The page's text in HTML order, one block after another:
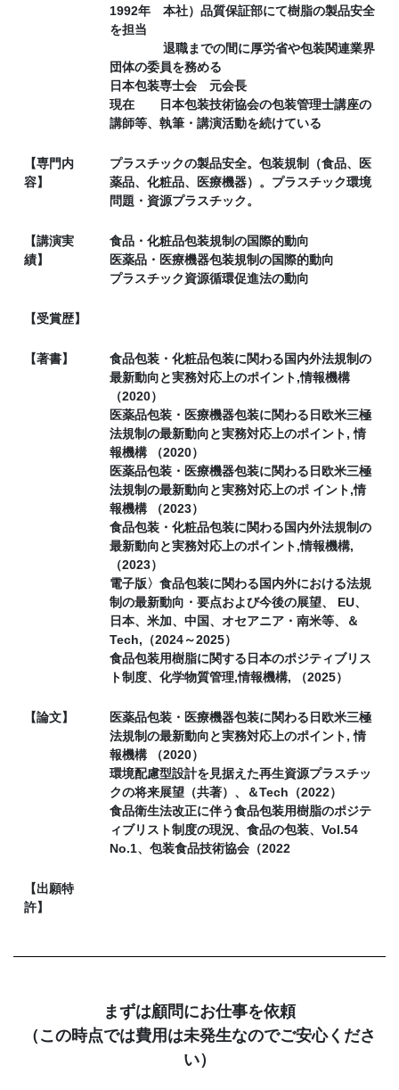
1992年 本社）品質保証部にて樹脂の製品安全
を担当
退職までの間に厚労省や包装関連業界
団体の委員を務める
日本包装専士会 元会長
現在 日本包装技術協会の包装管理士講座の
講師等、執筆・講演活動を続けている
【専門内
容】
プラスチックの製品安全。包装規制（食品、医
薬品、化粧品、医療機器）。プラスチック環境
問題・資源プラスチック。
【講演実
績】
食品・化粧品包装規制の国際的動向
医薬品・医療機器包装規制の国際的動向
プラスチック資源循環促進法の動向
【受賞歴】
【著書】
食品包装・化粧品包装に関わる国内外法規制の
最新動向と実務対応上のポイント,情報機構
（2020）
医薬品包装・医療機器包装に関わる日欧米三極
法規制の最新動向と実務対応上のポイント, 情
報機構 （2020）
医薬品包装・医療機器包装に関わる日欧米三極
法規制の最新動向と実務対応上のポ イント,情
報機構 （2023）
食品包装・化粧品包装に関わる国内外法規制の
最新動向と実務対応上のポイント,情報機構,
（2023）
電子版〉食品包装に関わる国内外における法規
制の最新動向・要点および今後の展望、 EU、
日本、米加、中国、オセアニア・南米等、＆
Tech,（2024～2025）
食品包装用樹脂に関する日本のポジティブリス
ト制度、化学物質管理,情報機構, （2025）
【論文】
医薬品包装・医療機器包装に関わる日欧米三極
法規制の最新動向と実務対応上のポイント, 情
報機構 （2020）
環境配慮型設計を見据えた再生資源プラスチッ
クの将来展望（共著）、＆Tech（2022）
食品衛生法改正に伴う食品包装用樹脂のポジテ
ィブリスト制度の現況、食品の包装、Vol.54
No.1、包装食品技術協会（2022
【出願特
許】
まずは顧問にお仕事を依頼
（この時点では費用は未発生なのでご安心くださ
い）